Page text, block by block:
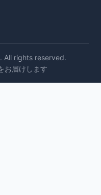
All rights reserved.
お届けします